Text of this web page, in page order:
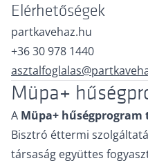
Elérhetőségek
partkavehaz.hu
+36 30 978 1440
Müpa+
A Müpa+ hűségprogram
Bisztró éttermi
társaság együttes